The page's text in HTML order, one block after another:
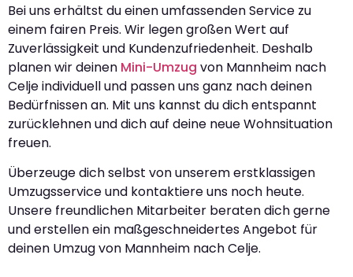
Bei uns erhältst du einen umfassenden Service zu
einem fairen Preis. Wir legen großen Wert auf
Zuverlässigkeit und Kundenzufriedenheit. Deshalb
planen wir deinen Mini-Umzug von Mannheim nach
Celje individuell und passen uns ganz nach deinen
Bedürfnissen an. Mit uns kannst du dich entspannt
zurücklehnen und dich auf deine neue Wohnsituation
freuen.
Überzeuge dich selbst von unserem erstklassigen
Umzugsservice und kontaktiere uns noch heute.
Unsere freundlichen Mitarbeiter beraten dich gerne
und erstellen ein maßgeschneidertes Angebot für
deinen Umzug von Mannheim nach Celje.